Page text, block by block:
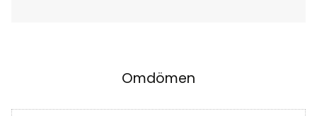
Omdömen